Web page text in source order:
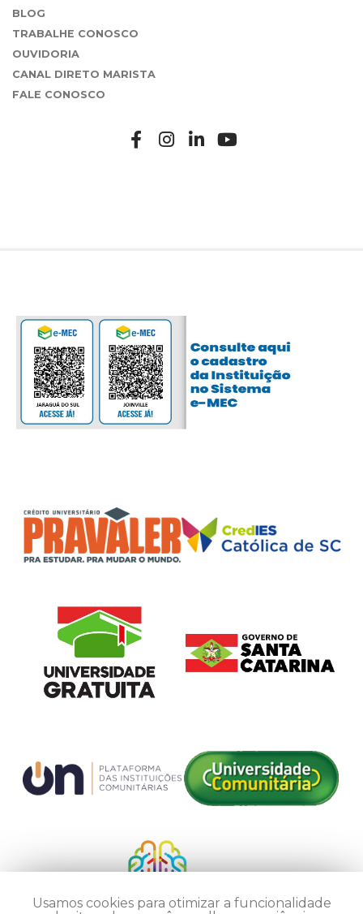
BLOG
TRABALHE CONOSCO
OUVIDORIA
CANAL DIRETO MARISTA
FALE CONOSCO
Usamos cookies para otimizar a funcionalidade